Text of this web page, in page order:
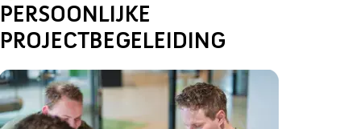
PERSOONLIJKE
PROJECTBEGELEIDING